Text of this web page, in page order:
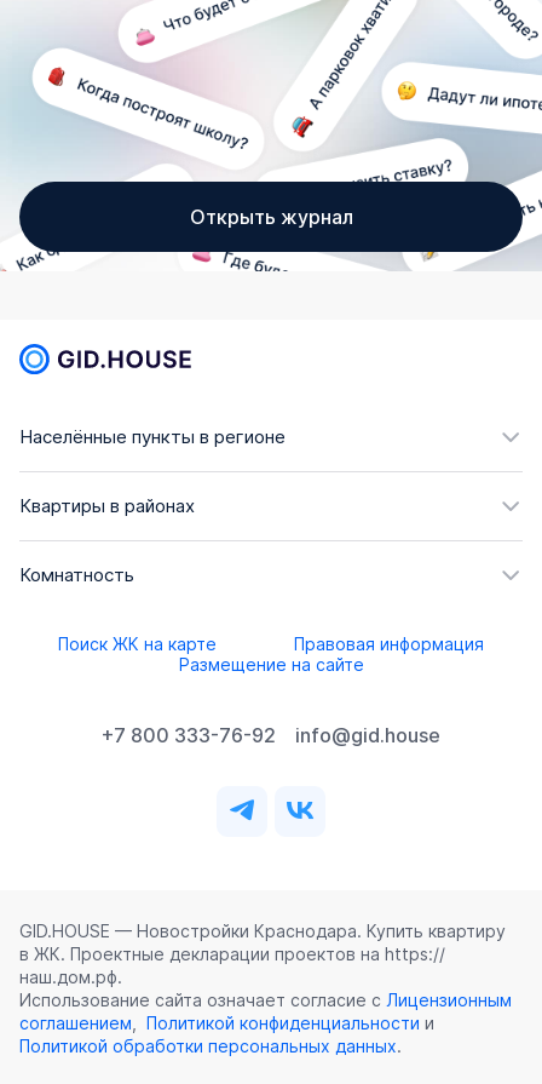
Открыть журнал
Населённые пункты в регионе
Квартиры в районах
Комнатность
Поиск ЖК на карте
Правовая информация
Размещение на сайте
+7 800 333-76-92 info@gid.house
GID.HOUSE — Новостройки Краснодара. Купить квартиру
в ЖК. Проектные декларации проектов на https://
наш.дом.рф.
Использование сайта означает согласие с Лицензионным
соглашением
Политикой конфиденциальности и
Политикой обработки персональных данных.